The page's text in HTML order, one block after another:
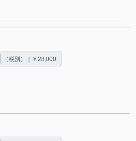
（税別）｜￥28,000